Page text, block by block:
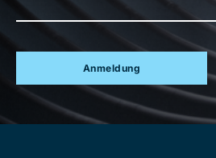
Anmeldung